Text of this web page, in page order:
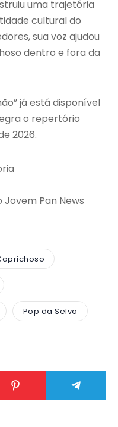
uma trajetória
cultural do
sua voz ajudou
dentro e fora da
já está disponível
o repertório
2026.
Jovem Pan News
Pop da Selva